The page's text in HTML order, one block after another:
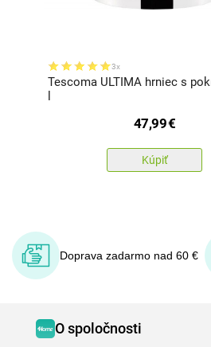
3x
Tescoma ULTIMA hrniec s
47,99€
Kúpiť
Doprava zadarmo nad 60 €
O spoločnosti